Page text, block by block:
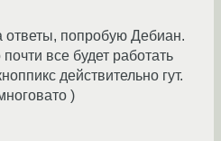
ответы, попробую Дебиан.
все будет работать
действительно гут.
)